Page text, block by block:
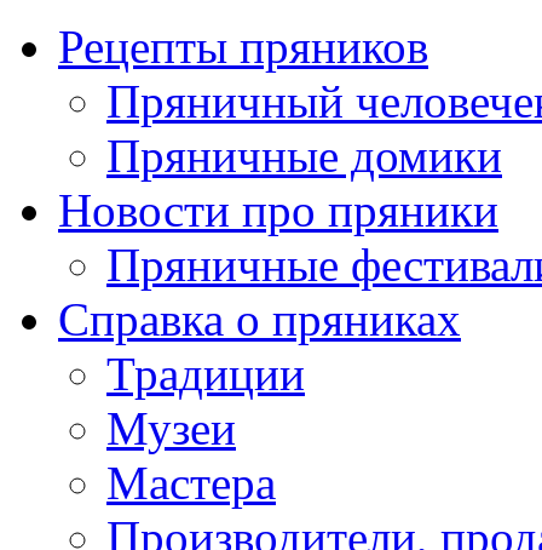
Рецепты пряников
Пряничный
Пряничные домики
Новости про пряники
Пряничные
Справка о пряниках
Традиции
Музеи
Мастера
Производители,